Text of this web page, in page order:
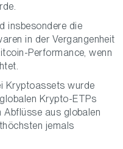
insbesondere die
in der Vergangenheit
Performance, wenn
Kryptoassets wurde
Krypto-ETPs
Abflüsse aus globalen
jemals